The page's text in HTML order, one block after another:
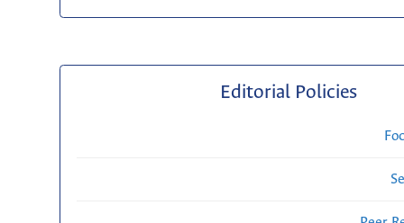
Editorial Policies